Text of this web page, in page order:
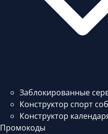
Заблокированные
Конструктор спорт
Конструктор
Промокоды